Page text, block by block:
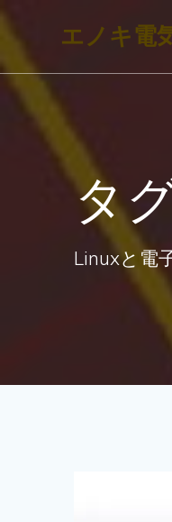
コ
テ
エノキ電
タ
Linuxと電